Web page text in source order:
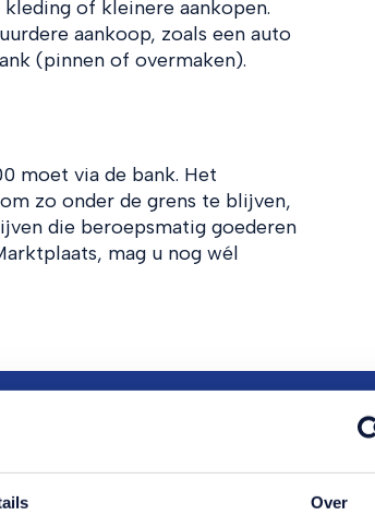
Over
of kleinere aankopen.
aankoop, zoals een auto
(pinnen of overmaken).
moet via de bank. Het
zo onder de grens te blijven,
die beroepsmatig goederen
mag u nog wél